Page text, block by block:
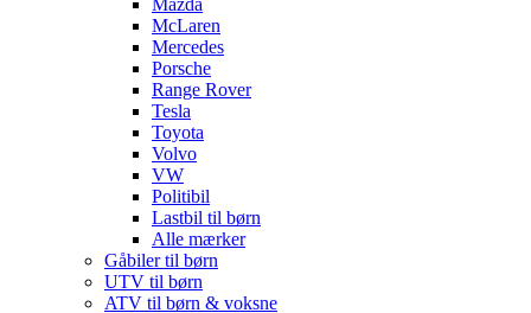
Mazda
McLaren
Mercedes
Porsche
Range Rover
Tesla
Toyota
Volvo
VW
Politibil
Lastbil til børn
Alle mærker
Gåbiler til børn
UTV til børn
ATV til børn & voksne